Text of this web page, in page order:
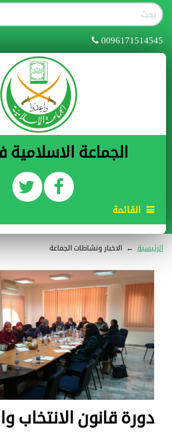
0096171514545
الجماعة الاسلامية
القائمة
الرئيسية ← الاخبار ونشاطات الجماعة
دورة قانون الانتخاب